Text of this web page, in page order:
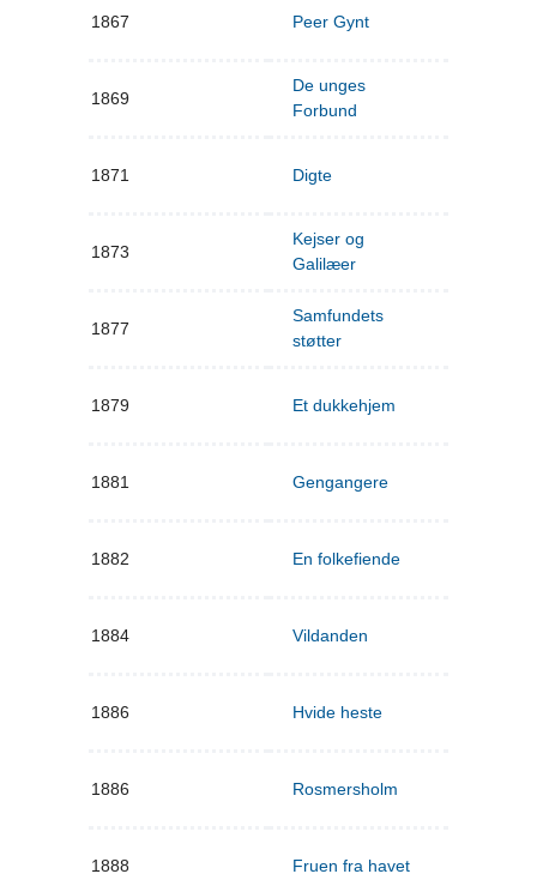
1867 Peer Gynt
1869
De unges
Forbund
1871 Digte
1873
Kejser og
Galilæer
1877
Samfundets
støtter
1879 Et dukkehjem
1881 Gengangere
1882 En folkefiende
1884 Vildanden
1886 Hvide heste
1886 Rosmersholm
1888 Fruen fra havet